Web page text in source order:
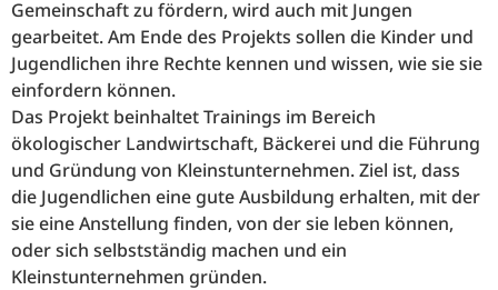
Gemeinschaft zu fördern, wird auch mit Jungen
gearbeitet. Am Ende des Projekts sollen die Kinder und
Jugendlichen ihre Rechte kennen und wissen, wie sie sie
einfordern können.
Das Projekt beinhaltet Trainings im Bereich
ökologischer Landwirtschaft, Bäckerei und die Führung
und Gründung von Kleinstunternehmen. Ziel ist, dass
die Jugendlichen eine gute Ausbildung erhalten, mit der
sie eine Anstellung finden, von der sie leben können,
oder sich selbstständig machen und ein
Kleinstunternehmen gründen.